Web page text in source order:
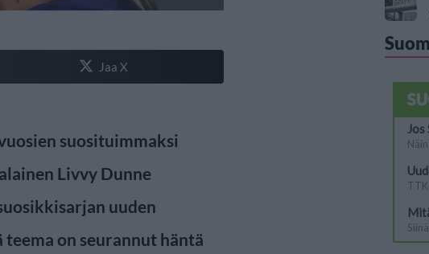
Jaa X
suosituimmaksi
Livvy Dunne
uuden
on seurannut häntä